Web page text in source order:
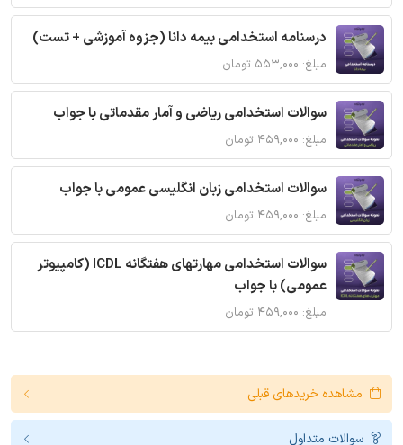
درسنامه استخدامی بیمه دانا (جزوه آموزشی + تست)
مبلغ: ۵۵۳,۰۰۰ تومان
سوالات استخدامی ریاضی و آمار مقدماتی با جواب
مبلغ: ۴۵۹,۰۰۰ تومان
سوالات استخدامی زبان انگلیسی عمومی با جواب
مبلغ: ۴۵۹,۰۰۰ تومان
سوالات استخدامی مهارتهای هفتگانه ICDL (کامپیوتر
عمومی) با جواب
مبلغ: ۴۵۹,۰۰۰ تومان
مشاهده خریدهای قبلی
سوالات متداول